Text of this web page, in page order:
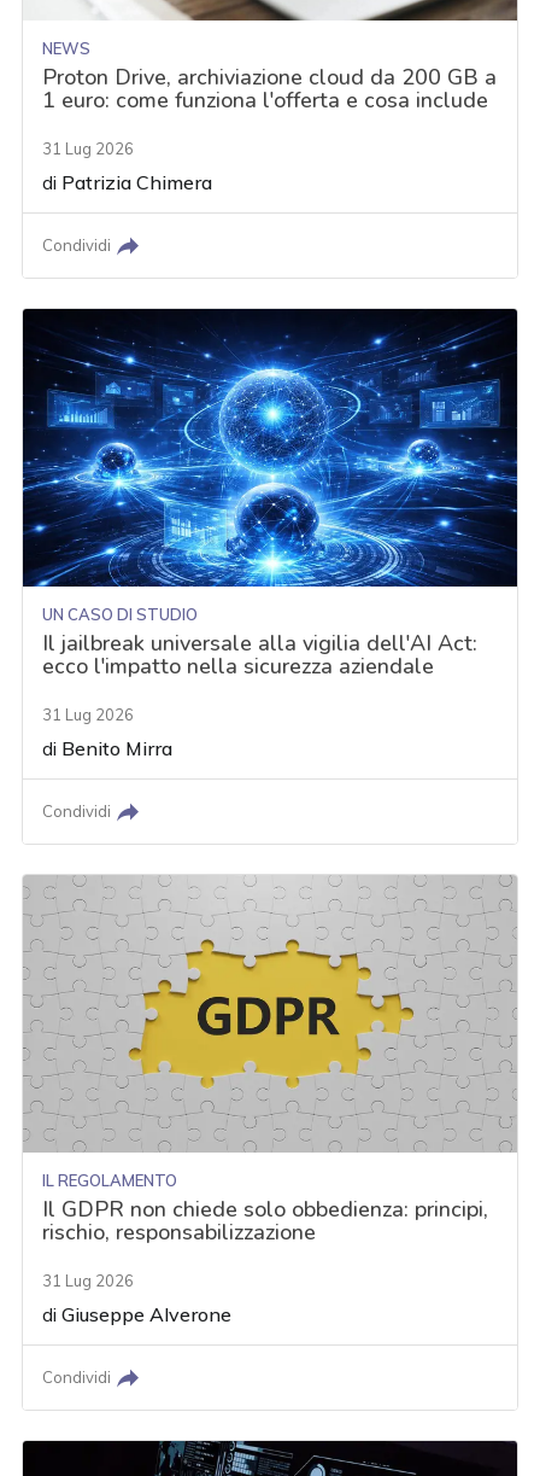
NEWS
Proton Drive, archiviazione cloud da 200 GB a
1 euro: come funziona l'offerta e cosa include
31 Lug 2026
di Patrizia Chimera
Condividi
UN CASO DI STUDIO
Il jailbreak universale alla vigilia dell'AI Act:
ecco l'impatto nella sicurezza aziendale
31 Lug 2026
di Benito Mirra
Condividi
IL REGOLAMENTO
Il GDPR non chiede solo obbedienza: principi,
rischio, responsabilizzazione
31 Lug 2026
diGiuseppe Alverone
Condividi